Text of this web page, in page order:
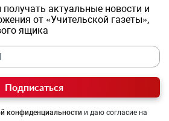
актуальные новости и
от «Учительской газеты»,
ящика
Подписаться
конфиденциальности и даю согласие на